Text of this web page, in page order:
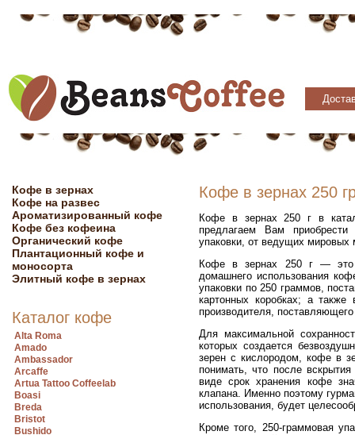
Кофе в зернах
Кофе на развес
Ароматизированный кофе
Кофе без кофеина
Органический кофе
Плантационный кофе и
моносорта
Элитный кофе в зернах
Каталог кофе
Alta Roma
Amado
Ambassador
Arcaffe
Artua Tattoo Coffeelab
Boasi
Breda
Bristot
Bushido
Кофе в зернах 250
Кофе в зернах 250 г в
предлагаем Вам
упаковки, от ведущих мировых
Кофе в зернах 250 г — это
домашнего использования
упаковки по 250 граммов,
картонных коробках; а также
производителя,
Для максимальной
которых создается
зерен с кислородом, кофе в
понимать, что после
виде срок хранения кофе
клапана. Именно поэтому
использования, будет
Кроме того, 250-граммовая